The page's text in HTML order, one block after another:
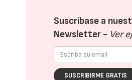
Suscríbase a
Newsletter - Ver
SUSCRIBIRME GRATIS